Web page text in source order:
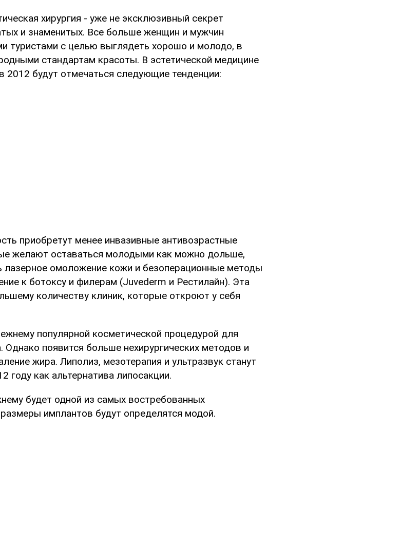
хирургия - уже не эксклюзивный секрет
и знаменитых. Все больше женщин и мужчин
туристами с целью выглядеть хорошо и молодо, в
стандартам красоты. В эстетической медицине
2012 будут отмечаться следующие тенденции:
приобретут менее инвазивные антивозрастные
желают оставаться молодыми как можно дольше,
лазерное омоложение кожи и безоперационные методы
к ботоксу и филерам (Juvederm и Рестилайн). Эта
количеству клиник, которые откроют у себя
популярной косметической процедурой для
Однако появится больше нехирургических методов и
жира. Липолиз, мезотерапия и ультразвук станут
году как альтернатива липосакции.
будет одной из самых востребованных
имплантов будут определятся модой.